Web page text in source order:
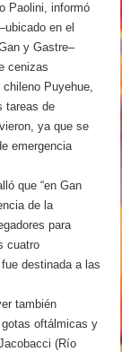
Paolini, informó
en el
y Gastre–
cenizas
Puyehue,
tareas de
ya que se
emergencia
que “en Gan
de la
para
cuatro
destinada a las
también
oftálmicas y
(Río